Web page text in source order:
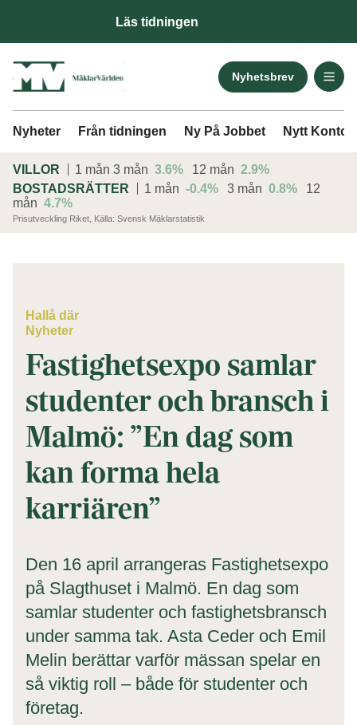
Läs tidningen
Nyhetsbrev
Nyheter Från tidningen Ny På Jobbet Nytt Kontor
VILLOR 1 mån 3 mån 3.6% 12 mån 2.9%
BOSTADSRÄTTER
1 mån -0.4% 3 mån 0.8%
12
mån 4.7%
Prisutveckling Riket, Källa: Svensk Mäklarstatistik
ANNONS
Hallå där
Nyheter
Fastighetsexpo samlar
studenter och bransch i
Malmö: ”En dag som
kan forma hela
karriären”
Den 16 april arrangeras Fastighetsexpo
på Slagthuset i Malmö. En dag som
samlar studenter och fastighetsbransch
under samma tak. Asta Ceder och Emil
Melin berättar varför mässan spelar en
så viktig roll – både för studenter och
företag.